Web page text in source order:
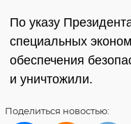
По указу
специальных
обеспечения
и уничтожили.
Поделиться новостью: